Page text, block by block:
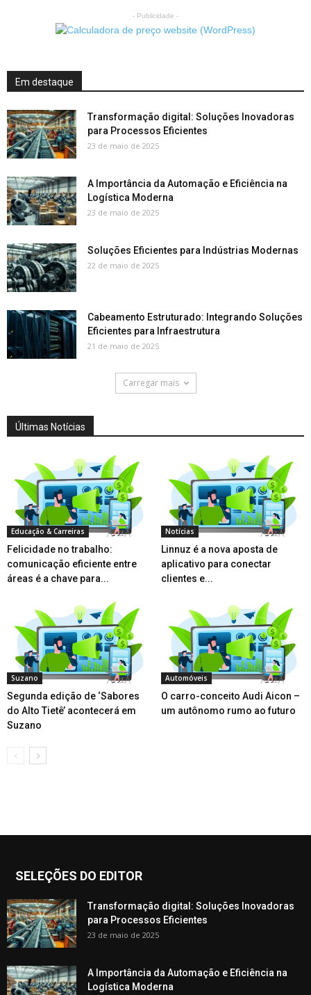
- Publicidade -
Em destaque
Transformação digital: Soluções Inovadoras
para Processos Eficientes
23 de maio de 2025
A Importância da Automação e Eficiência na
Logística Moderna
23 de maio de 2025
Soluções Eficientes para Indústrias Modernas
22 de maio de 2025
Cabeamento Estruturado: Integrando Soluções
Eficientes para Infraestrutura
21 de maio de 2025
Carregar mais
Últimas Notícias
Educação & Carreiras
Felicidade no trabalho:
comunicação eficiente entre
áreas é a chave para...
Notícias
Linnuz é a nova aposta de
aplicativo para conectar
clientes e...
Suzano
Segunda edição de ‘Sabores
do Alto Tietê’ acontecerá em
Suzano
Automóveis
O carro-conceito Audi Aicon –
um autônomo rumo ao futuro
SELEÇÕES DO EDITOR
Transformação digital: Soluções Inovadoras
para Processos Eficientes
23 de maio de 2025
A Importância da Automação e Eficiência na
Logística Moderna